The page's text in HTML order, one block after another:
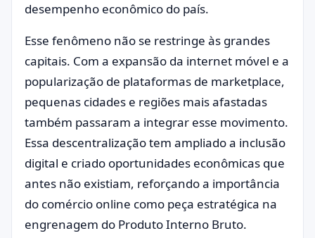
desempenho econômico do país.
Esse fenômeno não se restringe às grandes
capitais. Com a expansão da internet móvel e a
popularização de plataformas de marketplace,
pequenas cidades e regiões mais afastadas
também passaram a integrar esse movimento.
Essa descentralização tem ampliado a inclusão
digital e criado oportunidades econômicas que
antes não existiam, reforçando a importância
do comércio online como peça estratégica na
engrenagem do Produto Interno Bruto.